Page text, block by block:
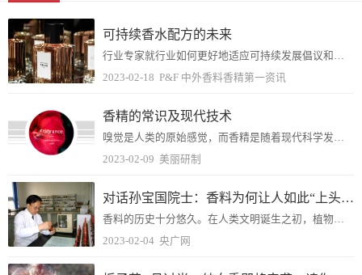
可持续香水配方的未来
2023-02-18 P&F 中外香料香精第一资讯
香精的常识及现代技术
2023-02-09 美丽研制
对话孙宝国院士：香料为何让人如此“上头”？
2023-02-04 央广网